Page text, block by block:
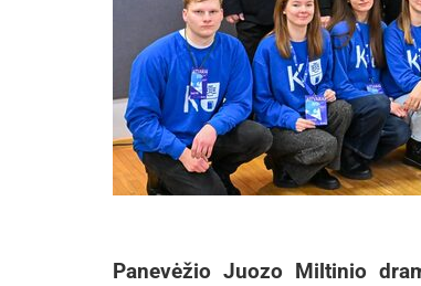
Panevėžio Juozo Miltinio